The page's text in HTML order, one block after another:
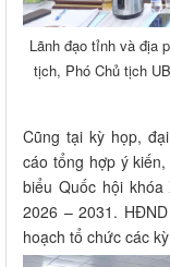
Lãnh đạo tỉnh và địa
tịch, Phó Chủ tịch
Cũng tại kỳ họp,
cáo tổng hợp ý
biểu Quốc hội
2026 – 2031.
hoạch tổ chức các